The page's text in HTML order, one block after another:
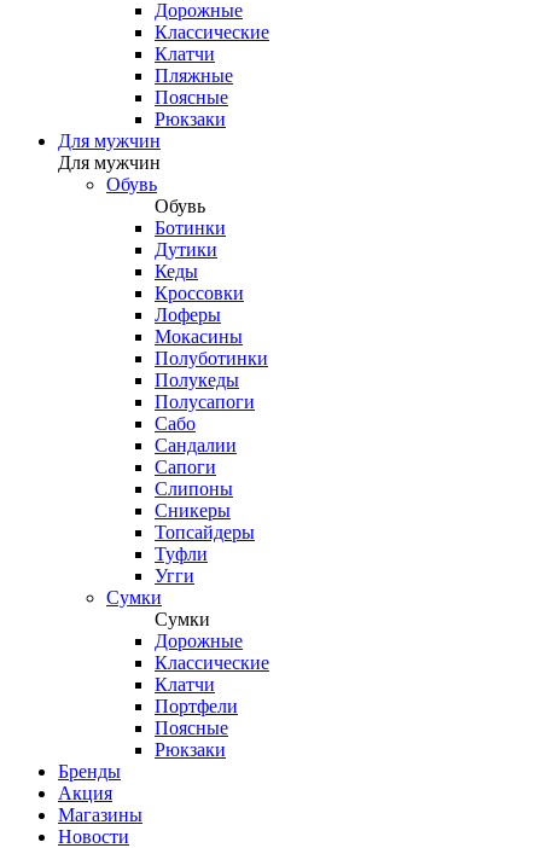
Дорожные
Классические
Клатчи
Пляжные
Поясные
Рюкзаки
Для мужчин
Для мужчин
Обувь
Обувь
Ботинки
Дутики
Кеды
Кроссовки
Лоферы
Мокасины
Полуботинки
Полукеды
Полусапоги
Сабо
Сандалии
Сапоги
Слипоны
Сникеры
Топсайдеры
Туфли
Угги
Сумки
Сумки
Дорожные
Классические
Клатчи
Портфели
Поясные
Рюкзаки
Бренды
Акция
Магазины
Новости